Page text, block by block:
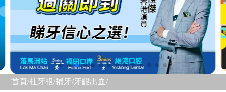
首頁/杜牙根/補牙/牙齦出血/